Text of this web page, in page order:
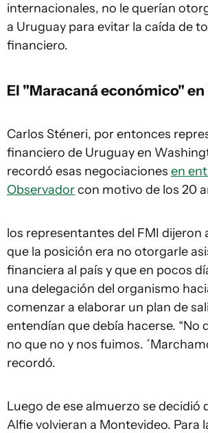
internacionales, no le querían
a Uruguay para evitar la caída de
financiero.
El "Maracaná económico"
Carlos Sténeri, por entonces
financiero de Uruguay en
recordó esas negociaciones en
Observadorcon motivo de los 20
los representantes del FMI dijeron
que la posición era no otorgarle
financiera al país y que en pocos
una delegación del organismo
comenzar a elaborar un plan de
entendían que debía hacerse. “No
no que no y nos fuimos.
recordó.
Luego de ese almuerzo se decidió
Alfie volvieran a Montevideo. Para